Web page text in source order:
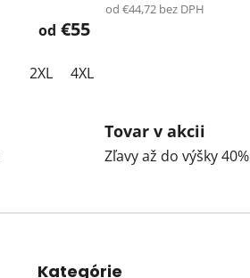
od €44,72 bez DPH
od €55
2XL 4XL
Tovar v akcii
Zľavy až do výšky 40%
Kategórie